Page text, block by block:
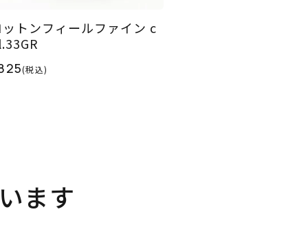
ットンフィールファイン c
(税込)
ます